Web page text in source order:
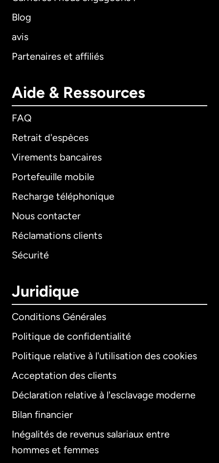
Blog
avis
Partenaires et affiliés
Aide & Ressources
FAQ
Retrait d'espèces
Virements bancaires
Portefeuille mobile
Recharge téléphonique
Nous contacter
Réclamations clients
Sécurité
Juridique
Conditions Générales
Politique de confidentialité
Politique relative à l'utilisation des cookies
Acceptation des clients
Déclaration relative à l'esclavage moderne
Bilan financier
Inégalités de revenus salariaux entre
hommes et femmes
International